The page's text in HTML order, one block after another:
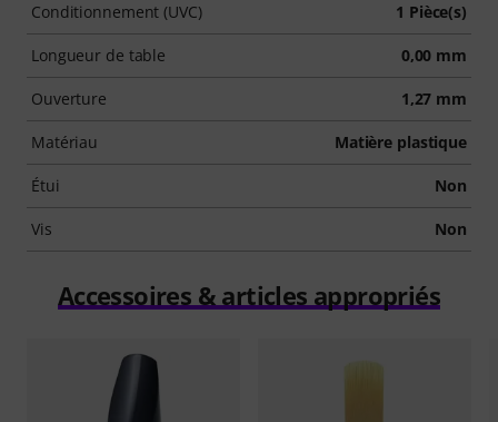
Conditionnement (UVC) 1 Pièce(s)
Longueur de table 0,00 mm
Ouverture 1,27 mm
Matériau Matière plastique
Étui Non
Vis Non
Accessoires & articles appropriés